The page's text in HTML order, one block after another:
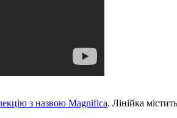
з назвою Magnifica. Лінійка